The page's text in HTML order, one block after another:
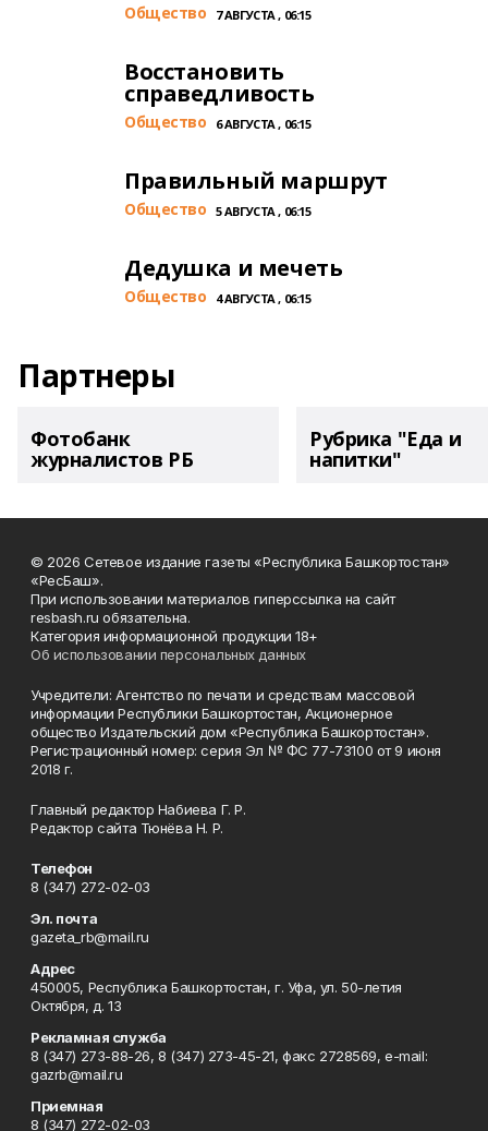
Общество 7 АВГУСТА , 06:15
Восстановить
справедливость
Общество 6 АВГУСТА , 06:15
Правильный маршрут
Общество 5 АВГУСТА , 06:15
Дедушка и мечеть
Общество 4 АВГУСТА , 06:15
Партнеры
Фотобанк
журналистов РБ
Рубрика "Еда и
напитки"
© 2026 Сетевое издание газеты «Республика Башкортостан»
«РесБаш».
При использовании материалов гиперссылка на сайт
resbash.ru обязательна.
Категория информационной продукции 18+
Об использовании персональных данных
Учредители: Агентство по печати и средствам массовой
информации Республики Башкортостан, Акционерное
общество Издательский дом «Республика Башкортостан».
Регистрационный номер: серия Эл № ФС 77-73100 от 9 июня
2018 г.
Главный редактор Набиева Г. Р.
Редактор сайта Тюнёва Н. Р.
Телефон
8 (347) 272-02-03
Эл. почта
gazeta_rb@mail.ru
Адрес
450005, Республика Башкортостан, г. Уфа, ул. 50-летия
Октября, д. 13
Рекламная служба
8 (347) 273-88-26, 8 (347) 273-45-21, факс 2728569, e-mail:
gazrb@mail.ru
Приемная
8 (347) 272-02-03